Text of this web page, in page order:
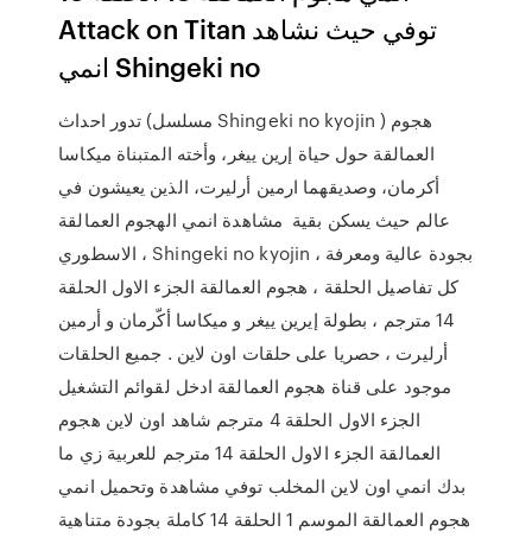
Attack on Titan توفي حيث نشاهد
انمي Shingeki no
تدور احداث (مسلسل Shingeki no kyojin ) هجوم
العمالقة حول حياة إرين ييغر، وأخته المتبناة ميكاسا
أكرمان، وصديقهما ارمين أرليرت، الذين يعيشون في
عالم حيث يسكن بقية مشاهدة انمي الهجوم العمالقة
الاسطوري ، Shingeki no kyojin ، بجودة عالية ومعرفة
كل تفاصيل الحلقة ، هجوم العمالقة الجزء الاول الحلقة
14 مترجم ، بطولة إيرين ييغر و ميكاسا أكّرمان و أرمين
أرليرت ، حصريا على حلقات اون لاين . جميع الحلقات
موجود على قناة هجوم العمالقة ادخل لقوائم التشغيل
الجزء الاول الحلقة 4 مترجم شاهد اون لاين هجوم
العمالقة الجزء الاول الحلقة 14 مترجم للعربية زي ما
بدك انمي اون لاين المخلب توفي مشاهدة وتحميل انمي
هجوم العمالقة الموسم 1 الحلقة 14 كاملة بجودة متناهية